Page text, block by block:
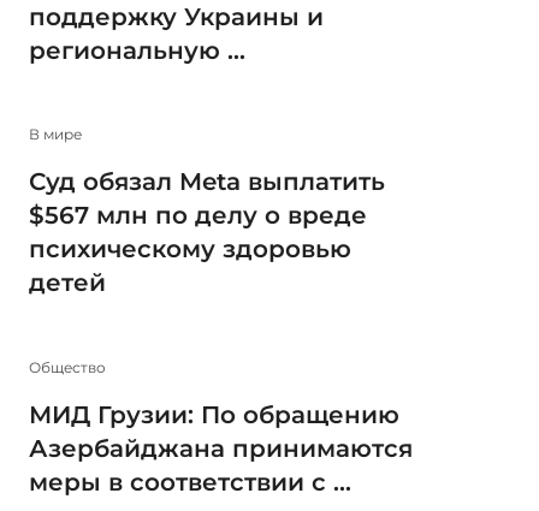
поддержку Украины и
региональную ...
В мире
Суд обязал Meta выплатить
$567 млн по делу о вреде
психическому здоровью
детей
Общество
МИД Грузии: По обращению
Азербайджана принимаются
меры в соответствии с ...